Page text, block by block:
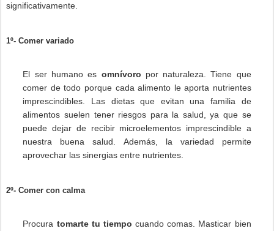
significativamente.
1º- Comer variado
El ser humano es omnívoro por naturaleza. Tiene que
comer de todo porque cada alimento le aporta nutrientes
imprescindibles. Las dietas que evitan una familia de
alimentos suelen tener riesgos para la salud, ya que se
puede dejar de recibir microelementos imprescindible a
nuestra buena salud. Además, la variedad permite
aprovechar las sinergias entre nutrientes.
2º- Comer con calma
Procura tomarte tu tiempo cuando comas. Masticar bien